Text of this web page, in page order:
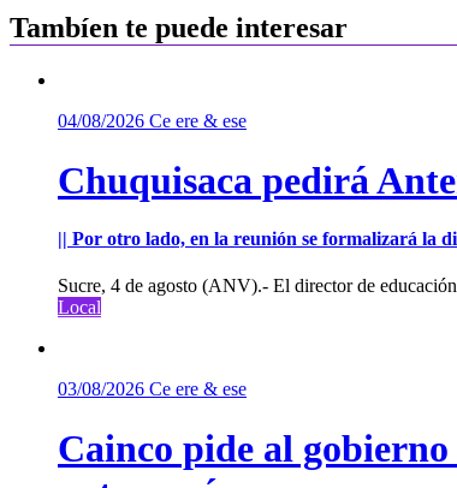
entradas
Tambíen te puede interesar
04/08/2026 Ce ere & ese
Chuquisaca pedirá
|| Por otro lado, en la reunión se formalizará la
Sucre, 4 de agosto (ANV).- El director de
Local
03/08/2026 Ce ere & ese
Cainco pide al